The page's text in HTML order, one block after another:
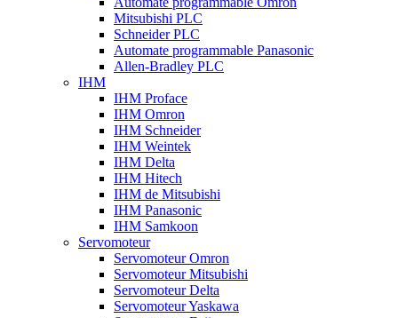
Mitsubishi PLC
Schneider PLC
Automate programmable Panasonic
Allen-Bradley PLC
IHM
IHM Proface
IHM Omron
IHM Schneider
IHM Weintek
IHM Delta
IHM Hitech
IHM de Mitsubishi
IHM Panasonic
IHM Samkoon
Servomoteur
Servomoteur Omron
Servomoteur Mitsubishi
Servomoteur Delta
Servomoteur Yaskawa